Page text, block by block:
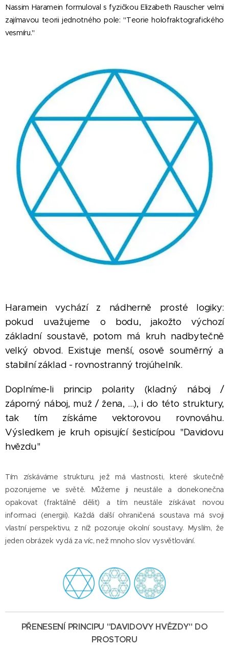
Nassim Haramein formuloval s fyzičkou Elizabeth Rauscher velmi
zajímavou teorii jednotného pole: "Teorie holofraktografického
vesmíru."
Haramein vychází z nádherně prosté logiky:
pokud uvažujeme o bodu, jakožto výchozí
základní soustavě, potom má kruh nadbytečně
velký obvod. Existuje menší, osově souměrný a
stabilní základ - rovnostranný trojúhelník.
Doplníme-li princip polarity (kladný náboj /
záporný náboj, muž / žena, ...), i do této struktury,
tak tím získáme vektorovou rovnováhu.
Výsledkem je kruh opisující šesticípou "Davidovu
hvězdu"
Tím získáváme strukturu, jež má vlastnosti, které skutečně
pozorujeme ve světě. Můžeme ji neustále a donekonečna
opakovat (fraktálně dělit) a tím neustále získávat novou
informaci (energii). Každá další ohraničená soustava má svoji
vlastní perspektivu, z níž pozoruje okolní soustavy. Myslím, že
jeden obrázek vydá za víc, než mnoho slov vysvětlování.
PŘENESENÍ PRINCIPU "DAVIDOVY HVĚZDY" DO
PROSTORU